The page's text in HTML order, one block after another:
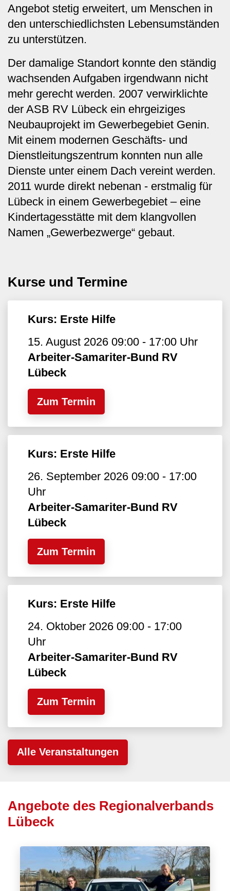
Angebot stetig erweitert, um Menschen in
den unterschiedlichsten Lebensumständen
zu unterstützen.
Der damalige Standort konnte den ständig
wachsenden Aufgaben irgendwann nicht
mehr gerecht werden. 2007 verwirklichte
der ASB RV Lübeck ein ehrgeiziges
Neubauprojekt im Gewerbegebiet Genin.
Mit einem modernen Geschäfts- und
Dienstleitungszentrum konnten nun alle
Dienste unter einem Dach vereint werden.
2011 wurde direkt nebenan - erstmalig für
Lübeck in einem Gewerbegebiet – eine
Kindertagesstätte mit dem klangvollen
Namen „Gewerbezwerge“ gebaut.
Kurse und Termine
Kurs: Erste Hilfe
15. August 2026 09:00 - 17:00 Uhr
Arbeiter-Samariter-Bund RV
Lübeck
Zum Termin
Kurs: Erste Hilfe
26. September 2026 09:00 - 17:00
Uhr
Arbeiter-Samariter-Bund RV
Lübeck
Zum Termin
Kurs: Erste Hilfe
24. Oktober 2026 09:00 - 17:00
Uhr
Arbeiter-Samariter-Bund RV
Lübeck
Zum Termin
Alle Veranstaltungen
Angebote des Regionalverbands
Lübeck